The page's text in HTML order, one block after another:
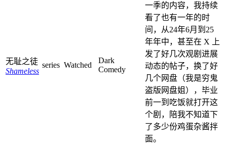
无耻之徒
Shameless
series Watched
Dark
Comedy
一季的内容，我持续
看了也有一年的时
间，从24年6月到25
年年中，甚至在 X 上
发了好几次观剧进展
动态的帖子，换了好
几个网盘（我是穷鬼
盗版网盘姐），毕业
前一到吃饭就打开这
个剧，陪我不知道下
了多少份鸡蛋杂酱拌
面。